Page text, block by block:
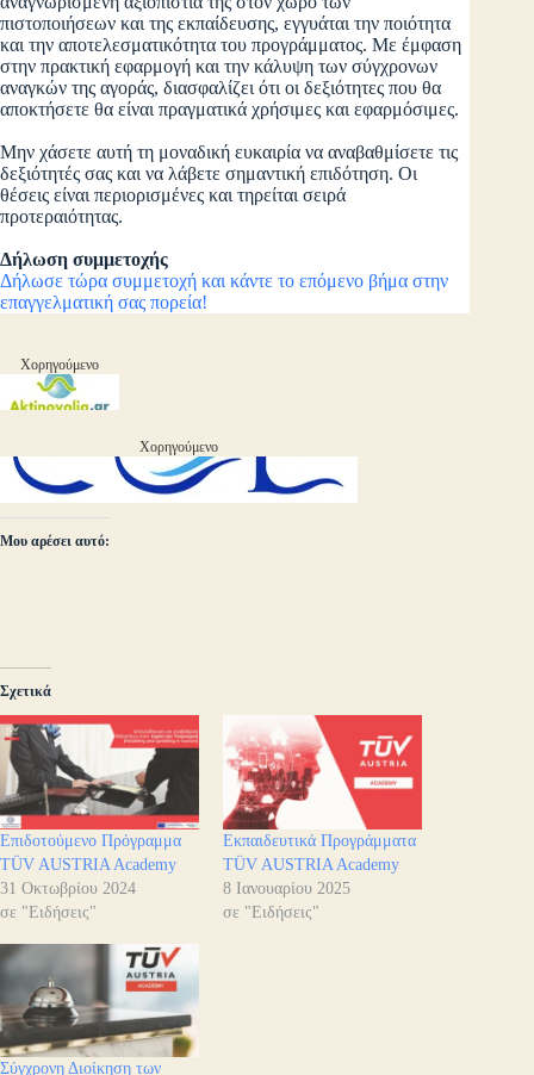
πιστοποιήσεων και της εκπαίδευσης, εγγυάται την ποιότητα
και την αποτελεσματικότητα του προγράμματος. Με έμφαση
στην πρακτική εφαρμογή και την κάλυψη των σύγχρονων
αναγκών της αγοράς, διασφαλίζει ότι οι δεξιότητες που θα
αποκτήσετε θα είναι πραγματικά χρήσιμες και εφαρμόσιμες.
Μην χάσετε αυτή τη μοναδική ευκαιρία να αναβαθμίσετε τις
δεξιότητές σας και να λάβετε σημαντική επιδότηση. Οι
θέσεις είναι περιορισμένες και τηρείται σειρά
προτεραιότητας.
Δήλωση συμμετοχής
Δήλωσε τώρα συμμετοχή και κάντε το επόμενο βήμα στην
επαγγελματική σας πορεία!
Χορηγούμενο
Χορηγούμενο
Μου αρέσει αυτό:
Σχετικά
Επιδοτούμενο Πρόγραμμα
TÜV AUSTRIA Academy
31 Οκτωβρίου 2024
σε "Ειδήσεις"
Εκπαιδευτικά Προγράμματα
TÜV AUSTRIA Academy
8 Ιανουαρίου 2025
σε "Ειδήσεις"
Σύγχρονη Διοίκηση των